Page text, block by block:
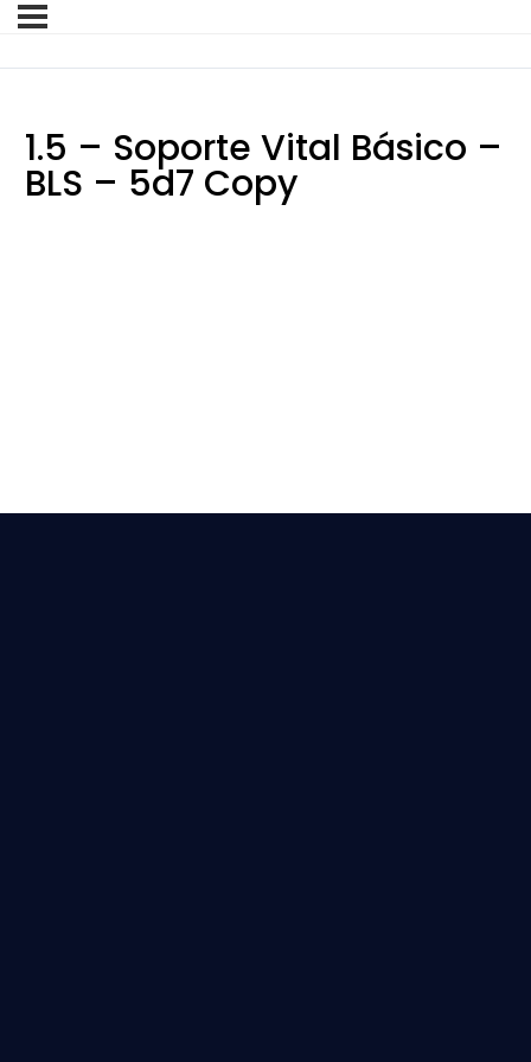
1.5 – Soporte Vital Básico –
BLS – 5d7 Copy